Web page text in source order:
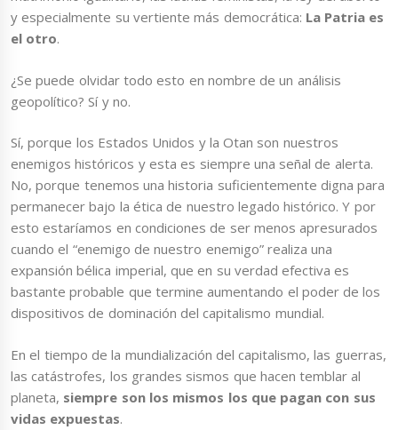
y especialmente su vertiente más democrática: La Patria es
el otro.
¿Se puede olvidar todo esto en nombre de un análisis
geopolítico? Sí y no.
Sí, porque los Estados Unidos y la Otan son nuestros
enemigos históricos y esta es siempre una señal de alerta.
No, porque tenemos una historia suficientemente digna para
permanecer bajo la ética de nuestro legado histórico. Y por
esto estaríamos en condiciones de ser menos apresurados
cuando el “enemigo de nuestro enemigo” realiza una
expansión bélica imperial, que en su verdad efectiva es
bastante probable que termine aumentando el poder de los
dispositivos de dominación del capitalismo mundial.
En el tiempo de la mundialización del capitalismo, las guerras,
las catástrofes, los grandes sismos que hacen temblar al
planeta, siempre son los mismos los que pagan con sus
vidas expuestas.